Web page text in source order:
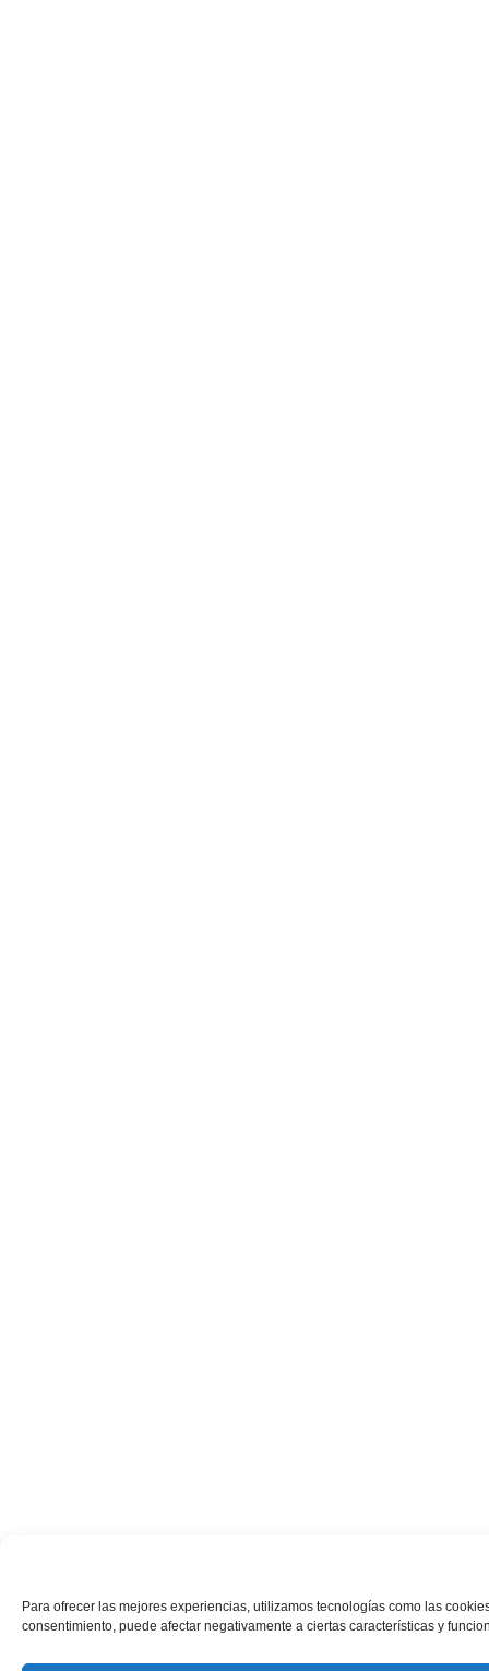
Para ofrecer las mejores experiencias, utilizamos tecnologías como las
consentimiento, puede afectar negativamente a ciertas características y